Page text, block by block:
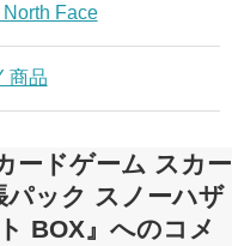
Face
商品
ードゲーム スカー
パック スノーハザ
BOX』へのコメ